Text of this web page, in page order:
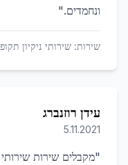
ונחמדים."
שירות: שירותי ניקיון
עידן רוזנברג
5.11.2021
"מקבלים שירות שירותי